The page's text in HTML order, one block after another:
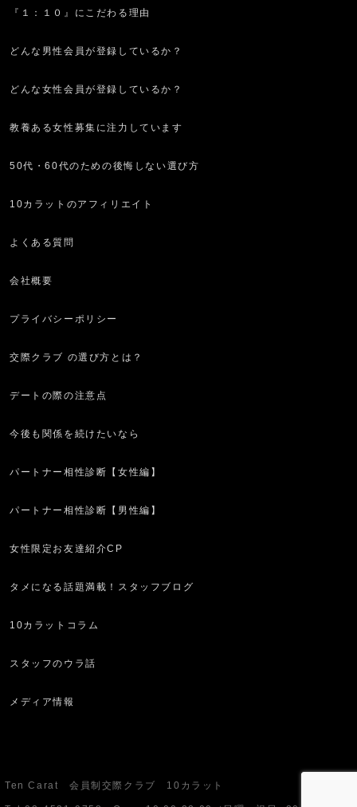
『１：１０』にこだわる理由
どんな男性会員が登録しているか？
どんな女性会員が登録しているか？
教養ある女性募集に注力しています
50代・60代のための後悔しない選び方
10カラットのアフィリエイト
よくある質問
会社概要
プライバシーポリシー
交際クラブ の選び方とは？
デートの際の注意点
今後も関係を続けたいなら
パートナー相性診断【女性編】
パートナー相性診断【男性編】
女性限定お友達紹介CP
タメになる話題満載！スタッフブログ
10カラットコラム
スタッフのウラ話
メディア情報
Ten Carat 会員制交際クラブ 10カラット